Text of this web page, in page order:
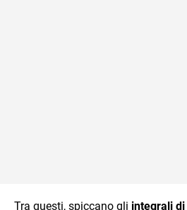
Tra questi, spiccano gli integrali